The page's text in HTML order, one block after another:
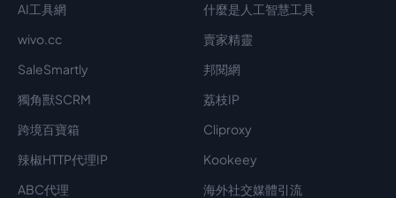
AI工具網
什麼是人工智慧工具
wivo.cc
賣家精靈
SaleSmartly
邦閱網
獨角獸SCRM
荔枝IP
跨境百寶箱
Cliproxy
辣椒HTTP代理IP
Kookeey
ABC代理
海外社交媒體引流